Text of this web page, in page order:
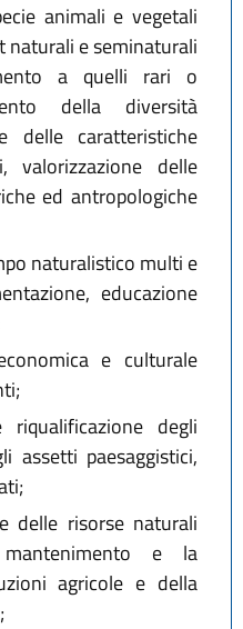
animali e vegetali
naturali e seminaturali
a quelli rari o
della diversità
delle caratteristiche
valorizzazione delle
ed antropologiche
naturalistico multi e
educazione
e culturale
degli
assetti paesaggistici,
delle risorse naturali
e la
agricole e della